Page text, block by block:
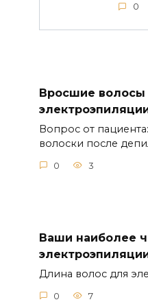
0
Вросшие волосы
Вопрос от
волоски после
0 3
Ваши наиболее
Длина волос для
0 7